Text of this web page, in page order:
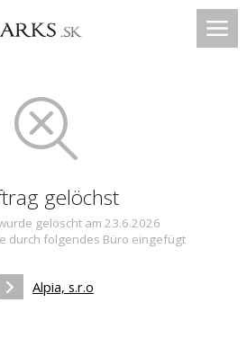
gelöchst
gelöscht am 23.6.2026
durch folgendes Büro eingefügt
Alpia, s.r.o